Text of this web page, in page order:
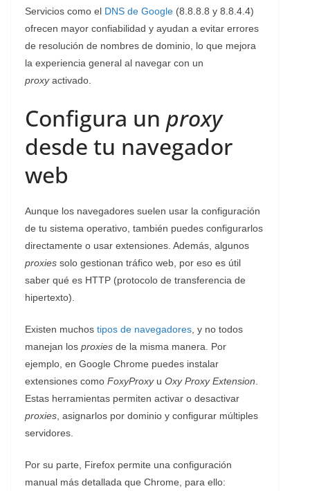
Servicios como el DNS de Google (8.8.8.8 y 8.8.4.4)
ofrecen mayor confiabilidad y ayudan a evitar errores
de resolución de nombres de dominio, lo que mejora
la experiencia general al navegar con un
proxyactivado.
Configura un proxy
desde tu navegador
web
Aunque los navegadores suelen usar la configuración
de tu sistema operativo, también puedes configurarlos
directamente o usar extensiones. Además, algunos
proxies solo gestionan tráfico web, por eso es útil
saber qué es HTTP (protocolo de transferencia de
hipertexto).
Existen muchos tipos de navegadores , y no todos
manejan los proxies de la misma manera. Por
ejemplo, en Google Chrome puedes instalar
extensiones como FoxyProxyu Oxy Proxy Extension
Estas herramientas permiten activar o desactivar
proxies , asignarlos por dominio y configurar múltiples
servidores.
Por su parte, Firefox permite una configuración
manual más detallada que Chrome, para ello: